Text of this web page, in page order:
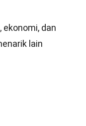
ekonomi, dan
lain